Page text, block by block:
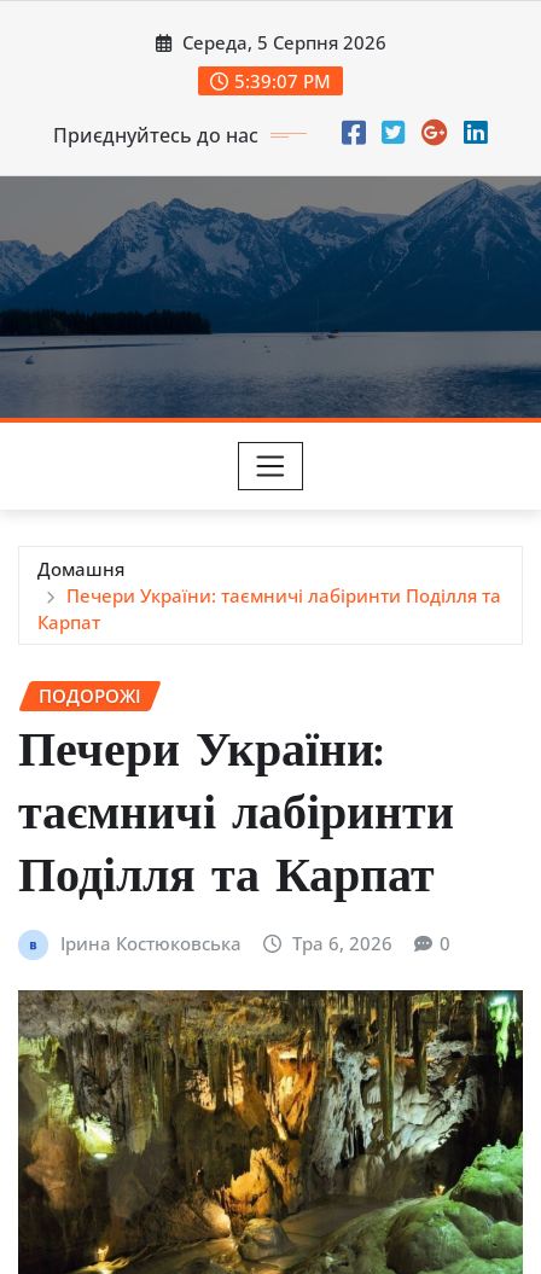
Середа, 5 Серпня 2026
5:39:09 PM
Приєднуйтесь до нас
Домашня
Печери України: таємничі лабіринти Поділля та
Карпат
ПОДОРОЖІ
Печери України:
таємничі лабіринти
Поділля та Карпат
Ірина Костюковська Тра 6, 2026 0